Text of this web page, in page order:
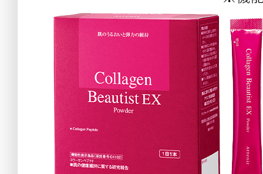
お友達紹介サ